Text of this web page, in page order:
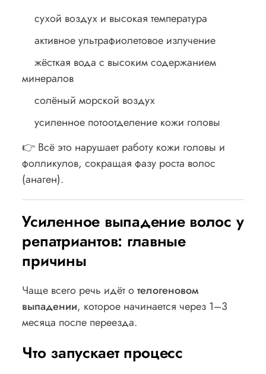
сухой воздух и высокая температура
активное ультрафиолетовое излучение
жёсткая вода с высоким содержанием
минералов
солёный морской воздух
усиленное потоотделение кожи головы
👉 Всё это нарушает работу кожи головы и
фолликулов, сокращая фазу роста волос
(анаген).
Усиленное выпадение волос у
репатриантов: главные
причины
Чаще всего речь идёт отелогеновом
выпадении, которое начинается через 1–3
месяца после переезда.
Что запускает процесс